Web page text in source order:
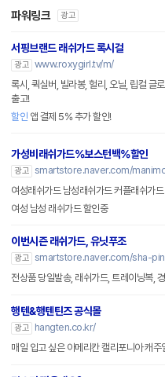
파워링크 광고
서핑브랜드 래쉬가드 록시걸
광고 www.roxygirl.tv/m/
록시, 퀵실버, 빌라봉, 헐리, 오닐, 립컬 글
출고!
할인 앱 결제 5% 추가 할인!
가성비래쉬가드%보스턴백%할인
광고 smartstore.naver.com/
여성래쉬가드 남성래쉬가드 커플래쉬가
여성 남성 래쉬가드 할인중
이번시즌 래쉬가드, 유닛푸조
광고 smartstore.naver.com/sha-
전상품 당일발송, 래쉬가드, 트레이닝복,
행텐&행텐틴즈 공식몰
광고
hangten.co.kr/
매일 입고 싶은 아메리칸 캘리포니아 캐